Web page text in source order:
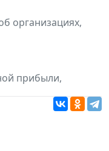
организациях,
прибыли,